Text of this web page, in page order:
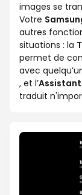
images se
Votre
autres
situations : la
permet de
avec
, et l’Assistant
traduit